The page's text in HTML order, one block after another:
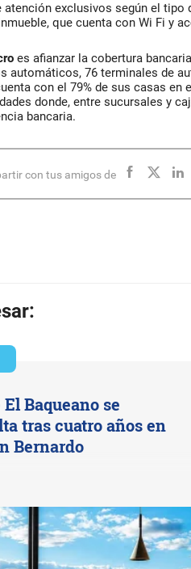
atención exclusivos según el tipo
que cuenta con Wi Fi y
es afianzar la cobertura
automáticos, 76 terminales de
con el 79% de sus casas en
donde, entre sucursales y
bancaria.
con tus amigos de
Baqueano se
tras cuatro años en
Bernardo